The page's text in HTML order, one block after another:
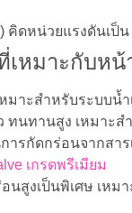
คิดหน่วยแรงดันเป็น
เหมาะกับหน้
มาะสำหรับระบบน้
ทนทานสูง เหมา
ารกัดกร่อนจากสา
เกรดพรีเมียม
นสูงเป็นพิเศษ เหม